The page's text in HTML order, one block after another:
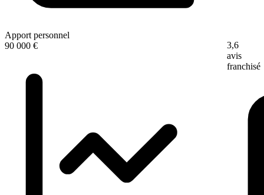
Apport personnel
90 000 €
3,6
avis
franchisé